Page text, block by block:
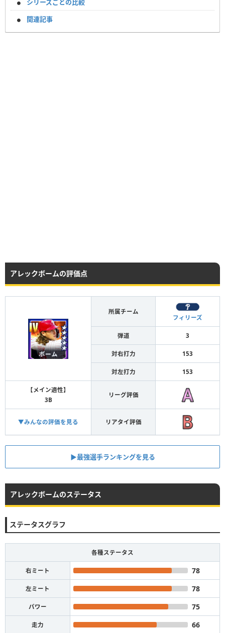
シリーズごとの比較
関連記事
アレックボームの評価点
所属チーム
フィリーズ
弾道 3
対右打力 153
対左打力 153
【メイン適性】
3B
リーグ評価
▼みんなの評価を見る リアタイ評価
▶︎最強選手ランキングを見る
アレックボームのステータス
ステータスグラフ
各種ステータス
右ミート 78
左ミート 78
パワー 75
走力 66